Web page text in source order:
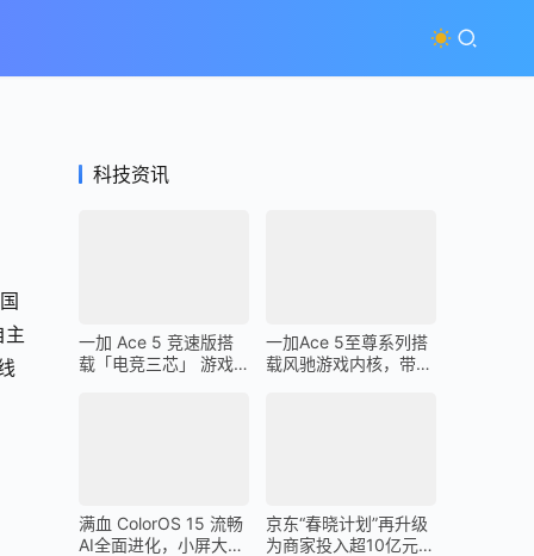
主
科技资讯
一加 Ace 5 竞速版搭
载「电竞三芯」 游戏
一加Ace 5至尊系列搭
载风驰游戏内核，带来
满血 ColorOS 15 流畅
AI全面进化，小屏大魔
京东“春晓计划”再升级
为商家投入超10亿元广